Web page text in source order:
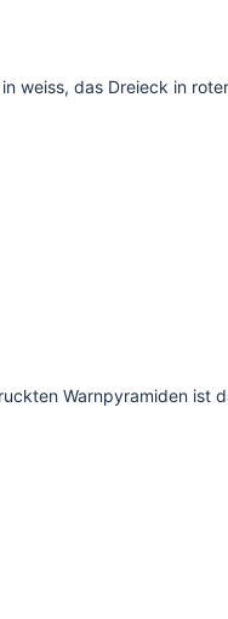
weiss, das Dreieck in roter
Warnpyramiden ist